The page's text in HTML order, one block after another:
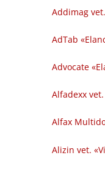
Addimag
AdTab
Advocate
Alfadexx
Alfax
Alizin vet.